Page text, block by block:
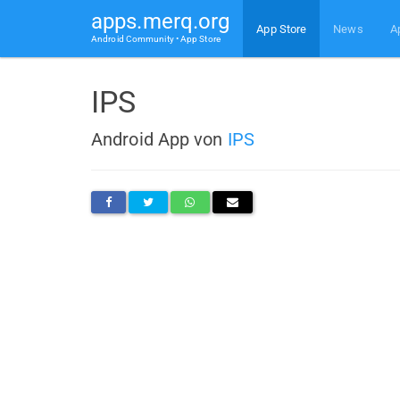
apps.merq.org
Android Community • App Store
App Store News
IPS
Android App von IPS